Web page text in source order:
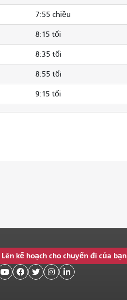
7:55 chiều
8:15 tối
8:35 tối
8:55 tối
9:15 tối
Lên kế hoạch cho chuyến đi của bạn
    